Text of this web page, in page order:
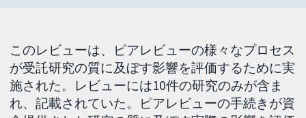
このレビューは、ピアレビューの様々なプロセス
が受託研究の質に及ぼす影響を評価するために実
施された。レビューには10件の研究のみが含ま
れ、記載されていた。ピアレビューの手続きが資